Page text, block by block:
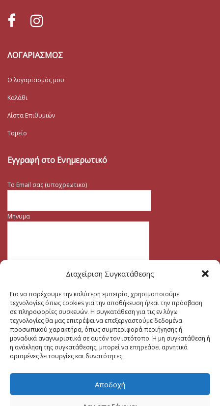
Διαχείριση Συγκατάθεσης
Για να παρέχουμε την καλύτερη εμπειρία, χρησιμοποιούμε
τεχνολογίες όπως cookies για την αποθήκευση ή/και την πρόσβαση
σε πληροφορίες συσκευών. Η συγκατάθεση για τις εν λόγω
τεχνολογίες θα μας επιτρέψει να επεξεργαστούμε δεδομένα
προσωπικού χαρακτήρα, όπως συμπεριφορά περιήγησης ή
μοναδικά αναγνωριστικά σε αυτόν τον ιστότοπο. Η μη συγκατάθεση ή
η ανάκληση της συγκατάθεσης, μπορεί να επηρεάσει αρνητικά
ορισμένες λειτουργίες και δυνατότητες.
Αποδοχή
ΛΟΓΑΡΙΑΣΜΟΣ
Ο λογαριασμός μου
Καλάθι
Λίστα Επιθυμιών
Ταμείο
Εγγραφή στο Ενημερωτικό
Το Email σας (υποχρεωτικο)
Μηνυμα